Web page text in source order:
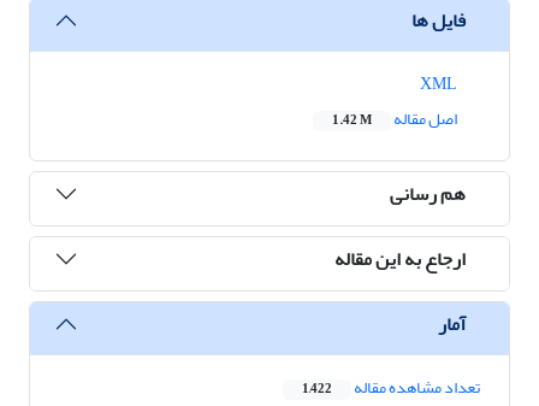
فایل ها
اصل مقاله
1.42 M
هم رسانی
ارجاع به این مقاله
آمار
تعداد مشاهده مقاله 1,422